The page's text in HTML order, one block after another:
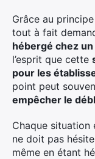
Grâce au
tout à fait
hébergé chez
l’esprit que cette
pour les
point peut
empêcher le
Chaque
ne doit pas
même en étant